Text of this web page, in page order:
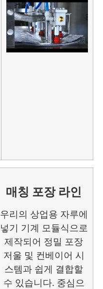
매칭 포장 라인
우리의 상업용 자루에
넣기 기계 모듈식으로
제작되어 정밀 포장
저울 및 컨베이어 시
스템과 쉽게 결합할
수 있습니다. 중심으